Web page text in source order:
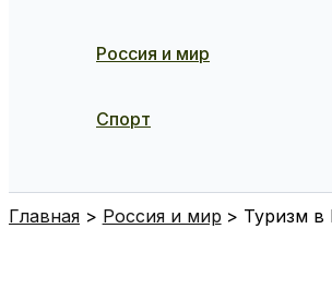
Россия и мир
Спорт
Главная Россия и мир Туризм в